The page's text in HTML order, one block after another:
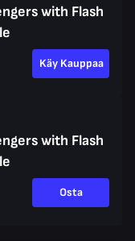
with Flash
Käy Kauppaa
with Flash
Osta